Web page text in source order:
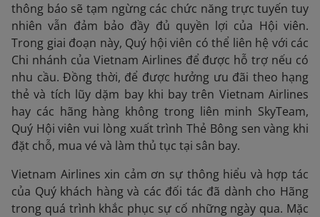
thông báo sẽ tạm ngừng các chức năng trực tuyến tuy
nhiên vẫn đảm bảo đầy đủ quyền lợi của Hội viên.
Trong giai đoạn này, Quý hội viên có thể liên hệ với các
Chi nhánh của Vietnam Airlines để được hỗ trợ nếu có
nhu cầu. Đồng thời, để được hưởng ưu đãi theo hạng
thẻ và tích lũy dặm bay khi bay trên Vietnam Airlines
hay các hãng hàng không trong liên minh SkyTeam,
Quý Hội viên vui lòng xuất trình Thẻ Bông sen vàng khi
đặt chỗ, mua vé và làm thủ tục tại sân bay.
Vietnam Airlines xin cảm ơn sự thông hiểu và hợp tác
của Quý khách hàng và các đối tác đã dành cho Hãng
trong quá trình khắc phục sự cố những ngày qua. Mặc